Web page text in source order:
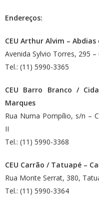
Endereços:
CEU Arthur Alvim –
Avenida Sylvio Torres, 295
Tel.: (11) 5990-3365
CEU Barro Branco /
Marques
Rua Numa Pompílio, s/n –
II
Tel.: (11) 5990-3368
CEU Carrão / Tatuapé –
Rua Monte Serrat, 380,
Tel.: (11) 5990-3364